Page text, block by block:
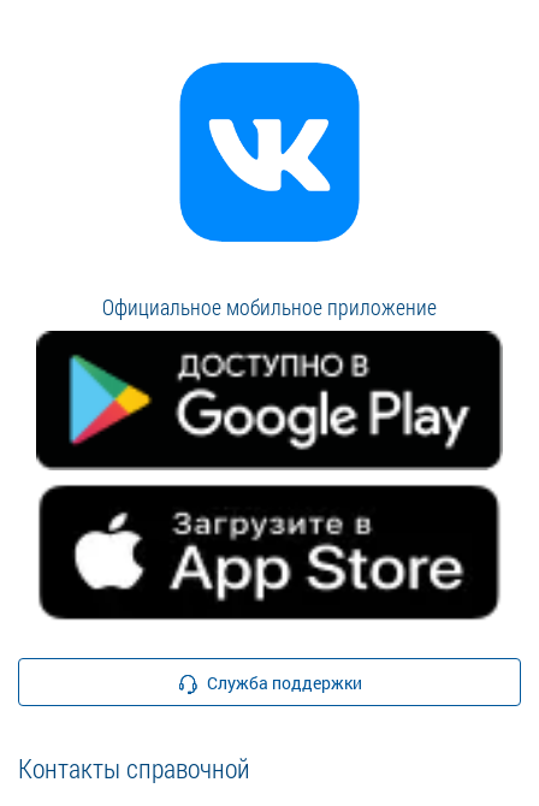
Официальное мобильное приложение
Служба поддержки
Контакты справочной